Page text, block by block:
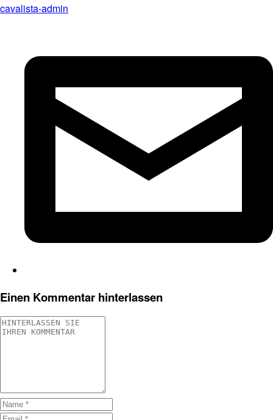
cavalista-admin
Einen Kommentar hinterlassen